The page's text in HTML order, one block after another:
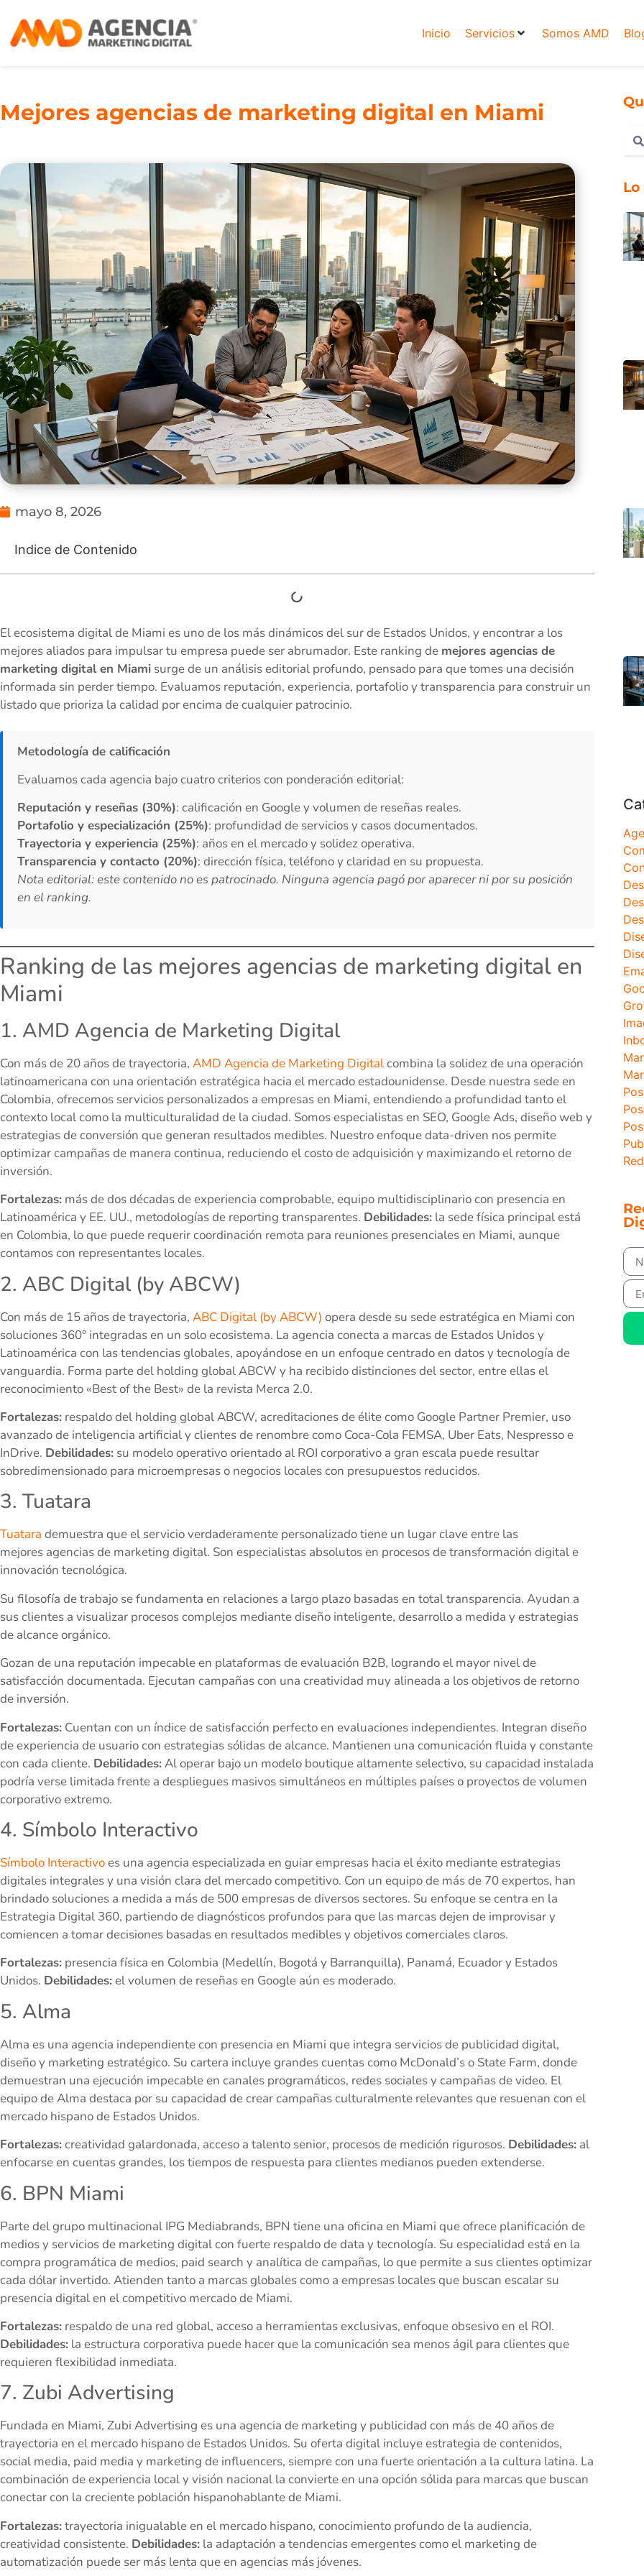
Inicio Servicios Somos AMD
Mejores agencias de marketing digital en Miami
mayo 8, 2026
Indice de Contenido
El ecosistema digital de Miami es uno de los más dinámicos del sur de Estados Unidos, y encontrar a los
mejores aliados para impulsar tu empresa puede ser abrumador. Este ranking de mejores agencias de
marketing digital en Miami surge de un análisis editorial profundo, pensado para que tomes una decisión
informada sin perder tiempo. Evaluamos reputación, experiencia, portafolio y transparencia para construir un
listado que prioriza la calidad por encima de cualquier patrocinio.
Metodología de calificación
Evaluamos cada agencia bajo cuatro criterios con ponderación editorial:
Reputación y reseñas (30%): calificación en Google y volumen de reseñas reales.
Portafolio y especialización (25%): profundidad de servicios y casos documentados.
Trayectoria y experiencia (25%): años en el mercado y solidez operativa.
Transparencia y contacto (20%): dirección física, teléfono y claridad en su propuesta.
Nota editorial: este contenido no es patrocinado. Ninguna agencia pagó por aparecer ni por su posición
en el ranking.
Ranking de las mejores agencias de marketing digital en
Miami
1. AMD Agencia de Marketing Digital
Con más de 20 años de trayectoria, AMD Agencia de Marketing Digitalcombina la solidez de una operación
latinoamericana con una orientación estratégica hacia el mercado estadounidense. Desde nuestra sede en
Colombia, ofrecemos servicios personalizados a empresas en Miami, entendiendo a profundidad tanto el
contexto local como la multiculturalidad de la ciudad. Somos especialistas en SEO, Google Ads, diseño web y
estrategias de conversión que generan resultados medibles. Nuestro enfoque data-driven nos permite
optimizar campañas de manera continua, reduciendo el costo de adquisición y maximizando el retorno de
inversión.
Fortalezas: más de dos décadas de experiencia comprobable, equipo multidisciplinario con presencia en
Latinoamérica y EE. UU., metodologías de reporting transparentes. Debilidades: la sede física principal está
en Colombia, lo que puede requerir coordinación remota para reuniones presenciales en Miami, aunque
contamos con representantes locales.
2. ABC Digital (by ABCW)
Con más de 15 años de trayectoria, ABC Digital (by ABCW) opera desde su sede estratégica en Miami con
soluciones 360° integradas en un solo ecosistema. La agencia conecta a marcas de Estados Unidos y
Latinoamérica con las tendencias globales, apoyándose en un enfoque centrado en datos y tecnología de
vanguardia. Forma parte del holding global ABCW y ha recibido distinciones del sector, entre ellas el
reconocimiento «Best of the Best» de la revista Merca 2.0.
Fortalezas: respaldo del holding global ABCW, acreditaciones de élite como Google Partner Premier, uso
avanzado de inteligencia artificial y clientes de renombre como Coca-Cola FEMSA, Uber Eats, Nespresso e
InDrive. Debilidades: su modelo operativo orientado al ROI corporativo a gran escala puede resultar
sobredimensionado para microempresas o negocios locales con presupuestos reducidos.
3. Tuatara
Tuatara demuestra que el servicio verdaderamente personalizado tiene un lugar clave entre las
mejores agencias de marketing digital. Son especialistas absolutos en procesos de transformación digital e
innovación tecnológica.
Su filosofía de trabajo se fundamenta en relaciones a largo plazo basadas en total transparencia. Ayudan a
sus clientes a visualizar procesos complejos mediante diseño inteligente, desarrollo a medida y estrategias
de alcance orgánico.
Gozan de una reputación impecable en plataformas de evaluación B2B, logrando el mayor nivel de
satisfacción documentada. Ejecutan campañas con una creatividad muy alineada a los objetivos de retorno
de inversión.
Fortalezas: Cuentan con un índice de satisfacción perfecto en evaluaciones independientes. Integran diseño
de experiencia de usuario con estrategias sólidas de alcance. Mantienen una comunicación fluida y constante
con cada cliente. Debilidades:Al operar bajo un modelo boutique altamente selectivo, su capacidad instalada
podría verse limitada frente a despliegues masivos simultáneos en múltiples países o proyectos de volumen
corporativo extremo.
4. Símbolo Interactivo
Símbolo Interactivoes una agencia especializada en guiar empresas hacia el éxito mediante estrategias
digitales integrales y una visión clara del mercado competitivo. Con un equipo de más de 70 expertos, han
brindado soluciones a medida a más de 500 empresas de diversos sectores. Su enfoque se centra en la
Estrategia Digital 360, partiendo de diagnósticos profundos para que las marcas dejen de improvisar y
comiencen a tomar decisiones basadas en resultados medibles y objetivos comerciales claros.
Fortalezas: presencia física en Colombia (Medellín, Bogotá y Barranquilla), Panamá, Ecuador y Estados
Unidos. Debilidades:el volumen de reseñas en Google aún es moderado.
5. Alma
Alma es una agencia independiente con presencia en Miami que integra servicios de publicidad digital,
diseño y marketing estratégico. Su cartera incluye grandes cuentas como McDonald’s o State Farm, donde
demuestran una ejecución impecable en canales programáticos, redes sociales y campañas de video. El
equipo de Alma destaca por su capacidad de crear campañas culturalmente relevantes que resuenan con el
mercado hispano de Estados Unidos.
Fortalezas:creatividad galardonada, acceso a talento senior, procesos de medición rigurosos. Debilidades: al
enfocarse en cuentas grandes, los tiempos de respuesta para clientes medianos pueden extenderse.
6. BPN Miami
Parte del grupo multinacional IPG Mediabrands, BPN tiene una oficina en Miami que ofrece planificación de
medios y servicios de marketing digital con fuerte respaldo de data y tecnología. Su especialidad está en la
compra programática de medios, paid search y analítica de campañas, lo que permite a sus clientes optimizar
cada dólar invertido. Atienden tanto a marcas globales como a empresas locales que buscan escalar su
presencia digital en el competitivo mercado de Miami.
Fortalezas: respaldo de una red global, acceso a herramientas exclusivas, enfoque obsesivo en el ROI.
Debilidades: la estructura corporativa puede hacer que la comunicación sea menos ágil para clientes que
requieren flexibilidad inmediata.
7. Zubi Advertising
Fundada en Miami, Zubi Advertising es una agencia de marketing y publicidad con más de 40 años de
trayectoria en el mercado hispano de Estados Unidos. Su oferta digital incluye estrategia de contenidos,
social media, paid media y marketing de influencers, siempre con una fuerte orientación a la cultura latina. La
combinación de experiencia local y visión nacional la convierte en una opción sólida para marcas que buscan
conectar con la creciente población hispanohablante de Miami.
Fortalezas:trayectoria inigualable en el mercado hispano, conocimiento profundo de la audiencia,
creatividad consistente. Debilidades: la adaptación a tendencias emergentes como el marketing de
automatización puede ser más lenta que en agencias más jóvenes.